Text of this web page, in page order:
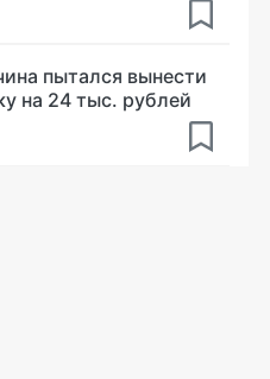
пытался вынести
на 24 тыс. рублей